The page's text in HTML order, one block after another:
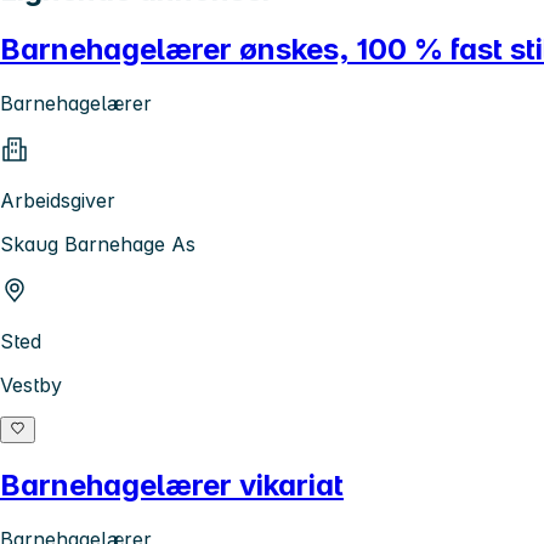
Barnehagelærer ønskes, 100 % fast
Barnehagelærer
Arbeidsgiver
Skaug Barnehage As
Sted
Vestby
Barnehagelærer vikariat
Barnehagelærer